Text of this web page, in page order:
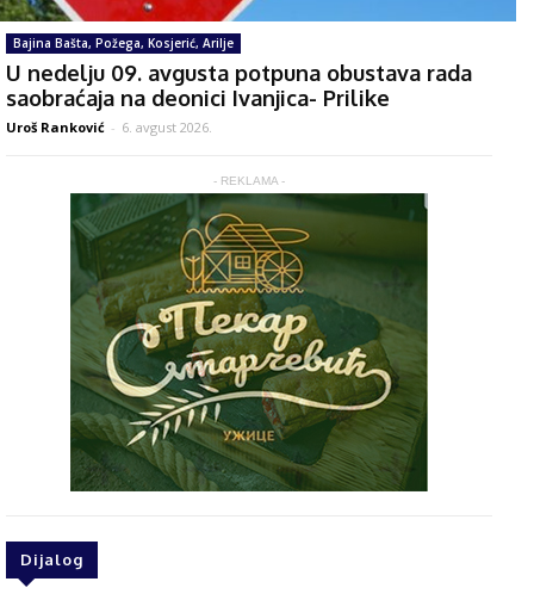
Bajina Bašta, Požega, Kosjerić, Arilje
U nedelju 09. avgusta potpuna obustava rada
saobraćaja na deonici Ivanjica- Prilike
Uroš Ranković - 6. avgust 2026.
- REKLAMA -
Dijalog